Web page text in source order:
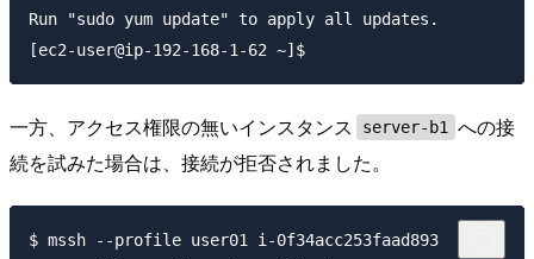
Run "sudo yum update" to apply all updates.
一方、アクセス権限の無いインスタンス server-b1
への接
続を試みた場合は、接続が拒否されました。
$ mssh --profile user01 i-0f34acc253faad893